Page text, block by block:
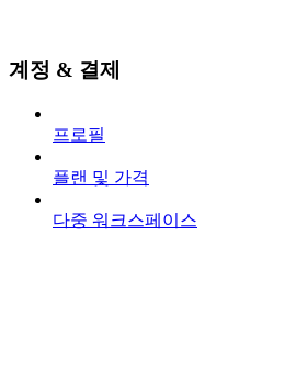
계정 & 결제
프로필
플랜 및 가격
다중 워크스페이스